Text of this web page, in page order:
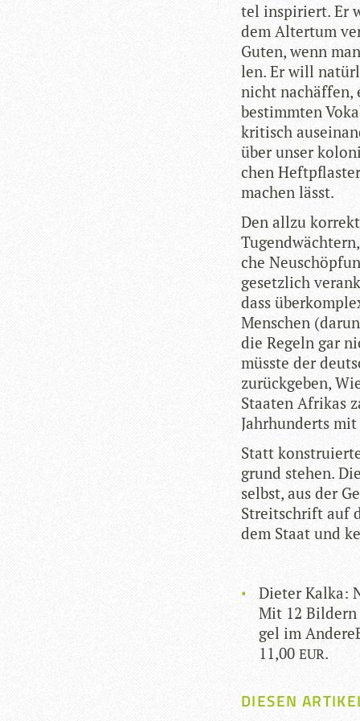
tel inspi­riert. Er
dem Alter­tum
Guten, wenn
len. Er will
nicht nach­äf­fen,
bestimm­ten
kri­tisch
über unser
chen
ma­chen lässt.
Den allzu
che
gesetz­lich
dass
Men­schen
die Regeln gar
müsste der
zurück­ge­ben,
Staa­ten Afri­kas
Jahr­hun­derts
Statt
grund ste­hen.
selbst, aus der
Streit­schrift auf
dem Staat und
Die­ter Kalka:
Mit 12
gel im
11,00EUR.
DIESEN